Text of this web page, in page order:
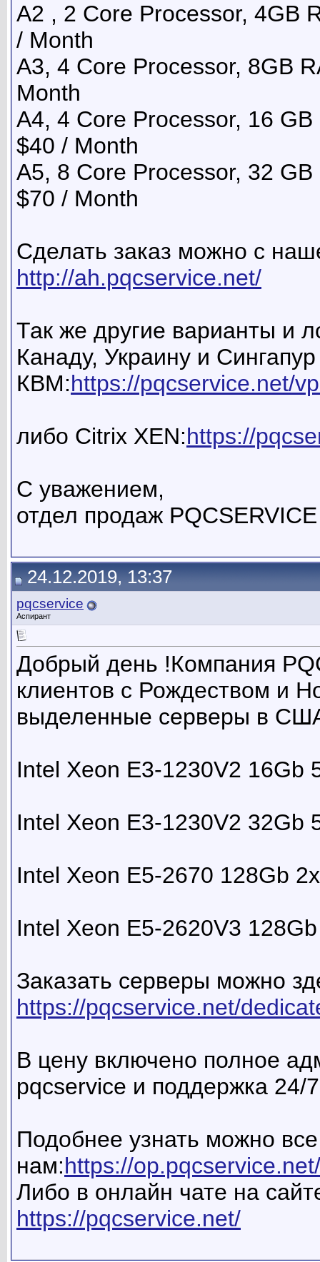
A2 , 2 Core Processor, 4GB
/ Month
A3, 4 Core Processor, 8GB
Month
A4, 4 Core Processor, 16
$40 / Month
A5, 8 Core Processor, 32
$70 / Month
Сделать заказ можно с
http://ah.pqcservice.net/
Так же другие варианты и
Канаду, Украину и
КВМ:https://pqcservice.net/
либо Citrix XEN:https://
С уважением,
отдел продаж PQCSERVICE
24.12.2019, 13:37
pqcservice
Аспирант
Добрый день !Компания
клиентов с Рождеством и
выделенные серверы в
Intel Xeon E3-1230V2 16Gb
Intel Xeon E3-1230V2 32Gb
Intel Xeon E5-2670 128Gb
Intel Xeon E5-2620V3
Заказать серверы можно
https://pqcservice.net/
В цену включено полное
pqcservice и поддержка 24/
Подобнее узнать можно
нам:https://
Либо в онлайн чате на
https://pqcservice.net/